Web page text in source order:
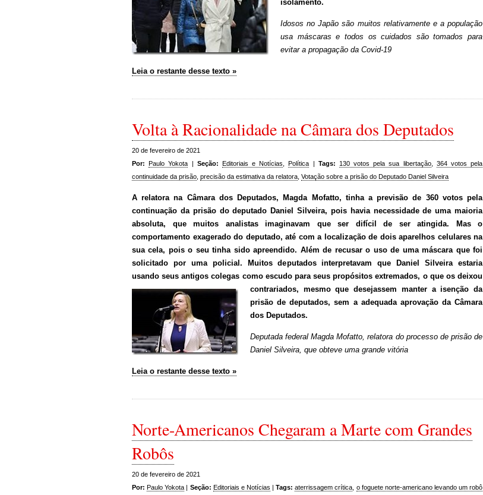
isolamento.
Idosos no Japão são muitos relativamente e a população
usa máscaras e todos os cuidados são tomados para
evitar a propagação da Covid-19
Leia o restante desse texto »
Volta à Racionalidade na Câmara dos Deputados
20 de fevereiro de 2021
Por: Paulo Yokota | Seção: Editoriais e Notícias ,Política | Tags: 130 votos pela sua libertação, 364 votos pela
continuidade da prisão precisão da estimativa da relatora Votação sobre a prisão do Deputado Daniel Silveira
A relatora na Câmara dos Deputados, Magda Mofatto, tinha a previsão de 360 votos pela
continuação da prisão do deputado Daniel Silveira, pois havia necessidade de uma maioria
absoluta, que muitos analistas imaginavam que ser difícil de ser atingida. Mas o
comportamento exagerado do deputado, até com a localização de dois aparelhos celulares na
sua cela, pois o seu tinha sido apreendido. Além de recusar o uso de uma máscara que foi
solicitado por uma policial. Muitos deputados interpretavam que Daniel Silveira estaria
usando seus antigos colegas como escudo para seus propósitos extremados, o que os deixou
contrariados, mesmo que desejassem manter a isenção da
prisão de deputados, sem a adequada aprovação da Câmara
dos Deputados.
Deputada federal Magda Mofatto, relatora do processo de prisão de
Daniel Silveira, que obteve uma grande vitória
Leia o restante desse texto »
Norte-Americanos Chegaram a Marte com Grandes
Robôs
20 de fevereiro de 2021
Por: Paulo Yokota | Seção: Editoriais e Notícias |Tags: aterrissagem crítica o foguete norte-americano levando um robô